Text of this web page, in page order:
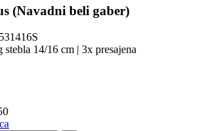
(Navadni beli gaber)
14/16 cm | 3x presajena